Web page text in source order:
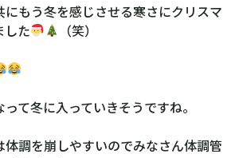
もう冬を感じさせる寒さにクリスマ
した
（笑）
て冬に入っていきそうですね。
調を崩しやすいのでみなさん体調管